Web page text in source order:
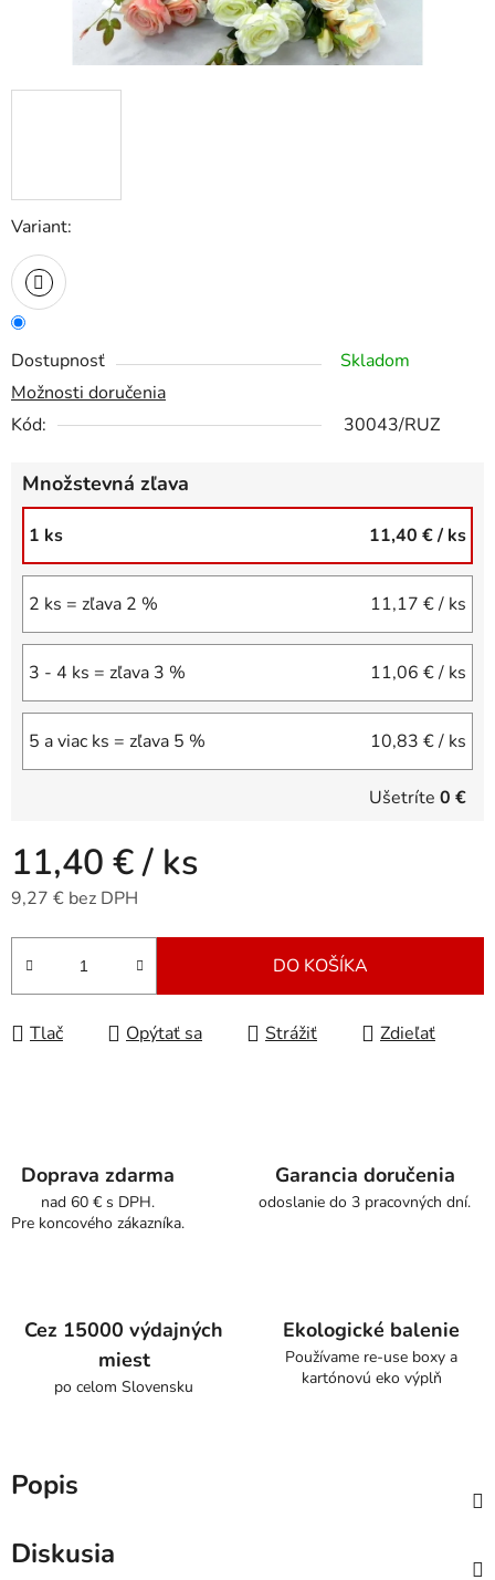
Variant:
Dostupnosť
Skladom
Možnosti doručenia
Kód:
30043/RUZ
Množstevná zľava
1 ks 11,40 €/ ks
2 ks = zľava 2 % 11,17 €/ ks
3 - 4 ks = zľava 3 % 11,06 €/ ks
5 a viac ks = zľava 5 % 10,83 €/ ks
Ušetríte 0 €
11,40 €/ ks
9,27 € bez DPH
Jednotková cena:
DO KOŠÍKA
Tlač Opýtať sa Strážiť Zdieľať
Doprava zdarma
nad 60 € s DPH.
Pre koncového zákazníka.
Garancia doručenia
odoslanie do 3 pracovných dní.
Cez 15000 výdajných
miest
po celom Slovensku
Ekologické balenie
Používame re-use boxy a
kartónovú eko výplň
Popis
Diskusia